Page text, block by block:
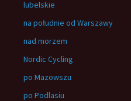
lubelskie
na południe od Warszawy
nad morzem
Nordic Cycling
po Mazowszu
po Podlasiu